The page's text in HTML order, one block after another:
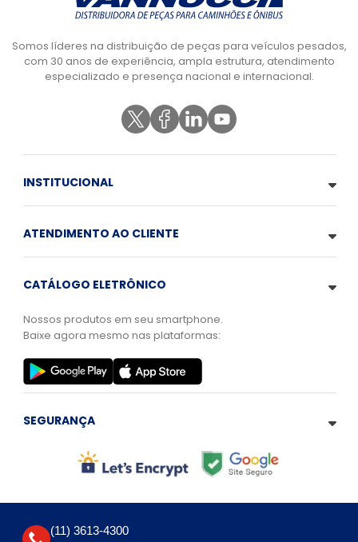
Somos líderes na distribuição de peças para veículos pesados,
com 30 anos de experiência, ampla estrutura, atendimento
especializado e presença nacional e internacional.
INSTITUCIONAL
ATENDIMENTO AO CLIENTE
CATÁLOGO ELETRÔNICO
Nossos produtos em seu smartphone.
Baixe agora mesmo nas plataformas:
SEGURANÇA
(11) 3613-4300